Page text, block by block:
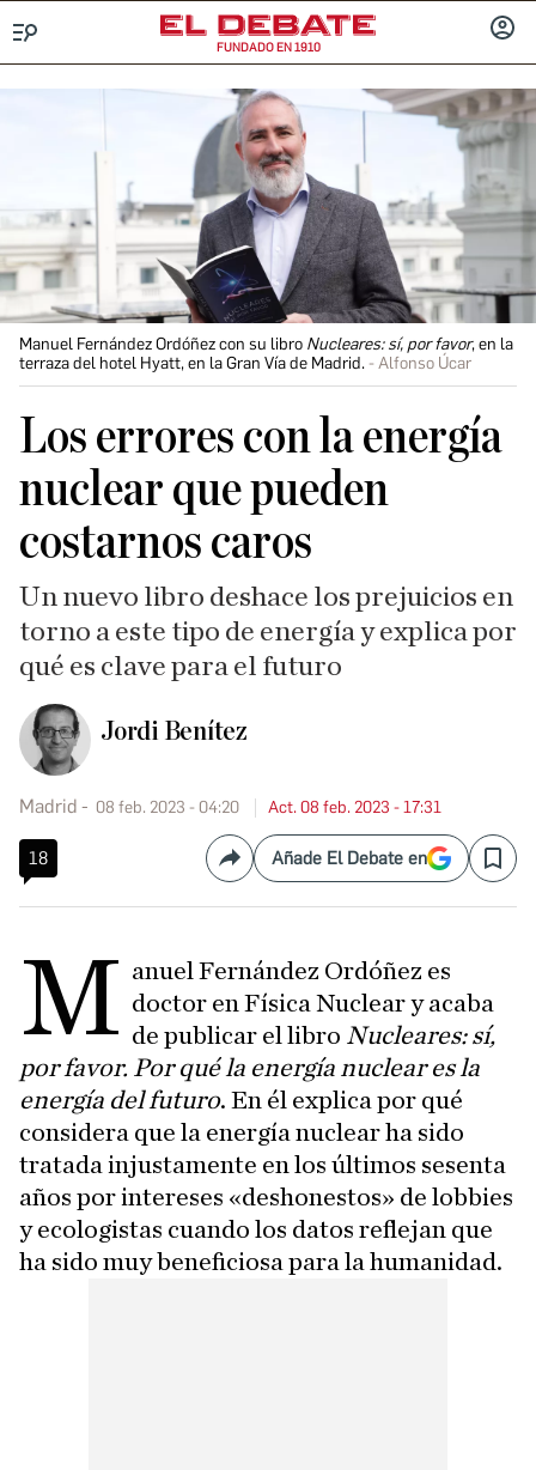
FUNDADO EN 1910
Manuel Fernández Ordóñez con su libro Nucleares: sí, por favor, en la
terraza del hotel Hyatt, en la Gran Vía de Madrid.
Alfonso Úcar
Los errores con la energía
nuclear que pueden
costarnos caros
Un nuevo libro deshace los prejuicios en
torno a este tipo de energía y explica por
qué es clave para el futuro
Jordi Benítez
Madrid 08 feb. 2023 - 04:20 Act. 08 feb. 2023 - 17:31
18 CompartirAñade El Debate en Save
M anuel Fernández Ordóñez es
doctor en Física Nuclear y acaba
de publicar el libro Nucleares: sí,
por favor. Por qué la energía nuclear es la
energía del futuro. En él explica por qué
considera que la energía nuclear ha sido
tratada injustamente en los últimos sesenta
años por intereses «deshonestos» de lobbies
y ecologistas cuando los datos reflejan que
ha sido muy beneficiosa para la humanidad.